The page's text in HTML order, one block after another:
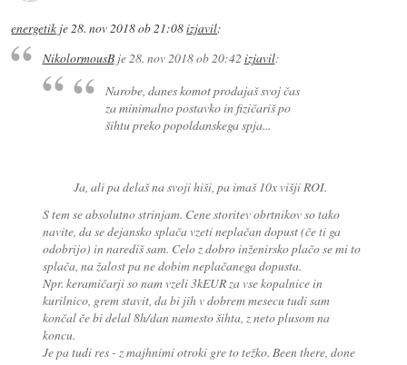
energetik je 28. nov 2018 ob 21:08izjavil:
NikolormousBje28. nov 2018 ob 20:42 izjavil:
Narobe, danes komot prodajaš svoj čas
za minimalno postavko in fizičariš po
šihtu preko popoldanskega spja...
Ja, ali pa delaš na svoji hiši, pa imaš 10x višji ROI.
S tem se absolutno strinjam. Cene storitev obrtnikov so tako
navite, da se dejansko splača vzeti neplačan dopust (če ti ga
odobrijo) in narediš sam. Celo z dobro inženirsko plačo se mi to
splača, na žalost pa ne dobim neplačanega dopusta.
Npr. keramičarji so nam vzeli 3kEUR za vse kopalnice in
kurilnico, grem stavit, da bi jih v dobrem mesecu tudi sam
končal če bi delal 8h/dan namesto šihta, z neto plusom na
koncu.
Je pa tudi res - z majhnimi otroki gre to težko. Been there, done